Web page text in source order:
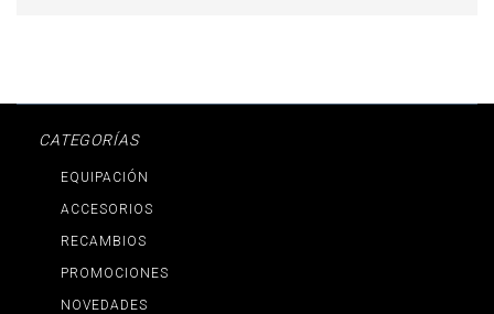
CATEGORÍAS
EQUIPACIÓN
ACCESORIOS
RECAMBIOS
PROMOCIONES
NOVEDADES